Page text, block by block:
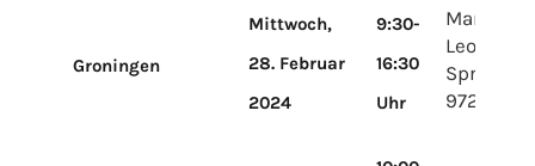
Groningen
Mittwoch,
28. Februar
2024
9:30-
16:30
Uhr
Martini
Leonard
9727 KB